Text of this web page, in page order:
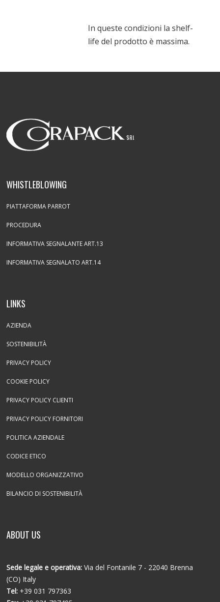
In queste condizioni la shelf-
life del prodotto è massima.
WHISTLEBLOWING
PIATTAFORMA PARROT
PROCEDURA
INFORMATIVA SEGNALANTE ART.13
INFORMATIVA SEGNALATO ART.14
LINKS
AZIENDA
SOSTENIBILITÀ
PRIVACY POLICY
COOKIE POLICY
PRIVACY POLICY CLIENTI
PRIVACY POLICY FORNITORI
POLITICA AZIENDALE
CODICE ETICO
MODELLO ORGANIZZATIVO
BILANCIO DI SOSTENIBILITÀ
ABOUT US
Sede legale e operativa: Via del Fontanile 7 - 22040 Brenna
(CO) Italy
Tel: +39 031 797363